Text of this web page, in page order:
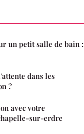
un petit salle de bain :
dans les
?
avec votre
sur-erdre